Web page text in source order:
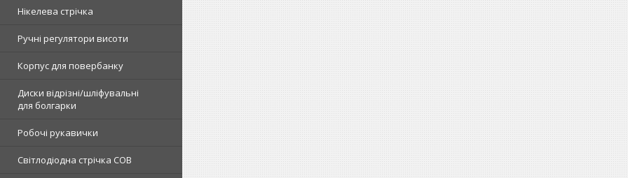
Нікелева стрічка
Ручні регулятори висоти
Корпус для повербанку
Диски відрізні/шліфувальні
для болгарки
Робочі рукавички
Світлодіодна стрічка COB